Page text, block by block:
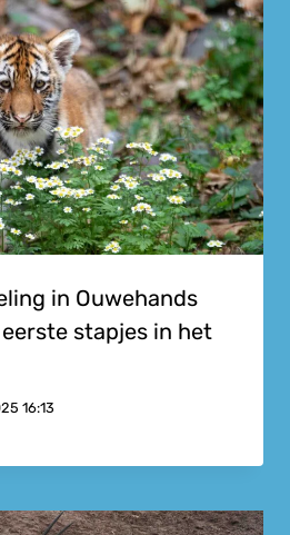
in Ouwehands
stapjes in het
16:13